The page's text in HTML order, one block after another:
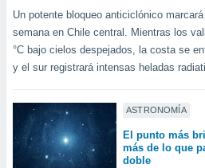
el sitio
se
para
o
aunque
Un potente bloqueo anticiclónico
semana en Chile central. Mientras los
°C bajo cielos despejados, la costa se
y el sur registrará intensas heladas
ASTRONOMÍA
El punto más
más de lo que
doble